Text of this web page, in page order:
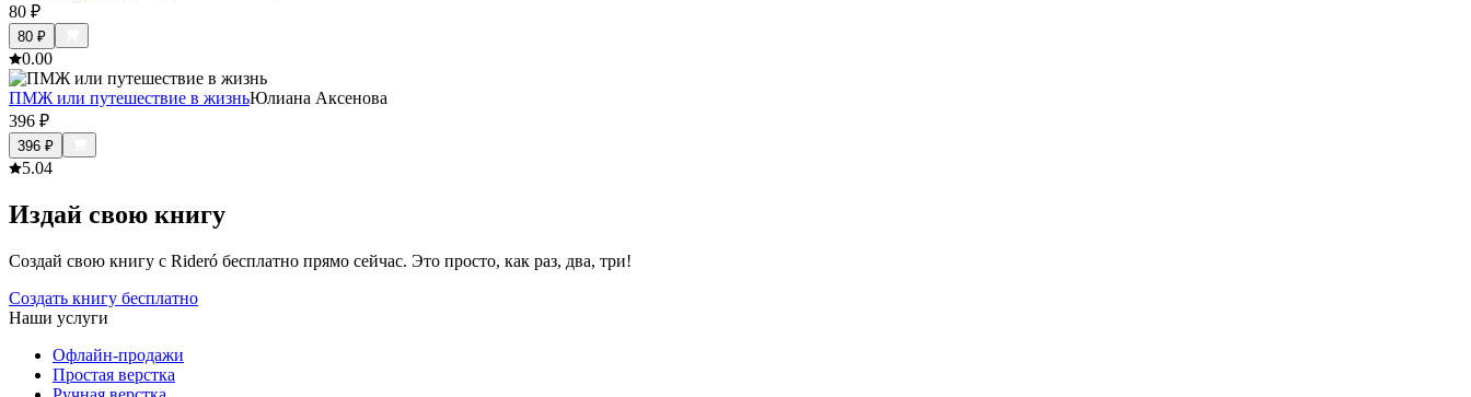
80 ₽
80 ₽
0.00
ПМЖ или путешествие в жизньЮлиана Аксенова
396 ₽
396 ₽
5.04
Издай свою книгу
Создай свою книгу с Rideró бесплатно прямо сейчас. Это просто, как раз, два, три!
Создать книгу бесплатно
Наши услуги
Офлайн-продажи
Простая верстка